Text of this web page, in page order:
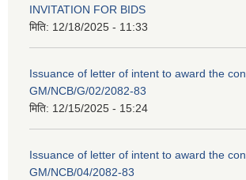
INVITATION FOR BIDS
मिति: 12/18/2025 - 11:33
Issuance of letter of intent to award the
GM/NCB/G/02/2082-83
मिति: 12/15/2025 - 15:24
Issuance of letter of intent to award the
GM/NCB/04/2082-83